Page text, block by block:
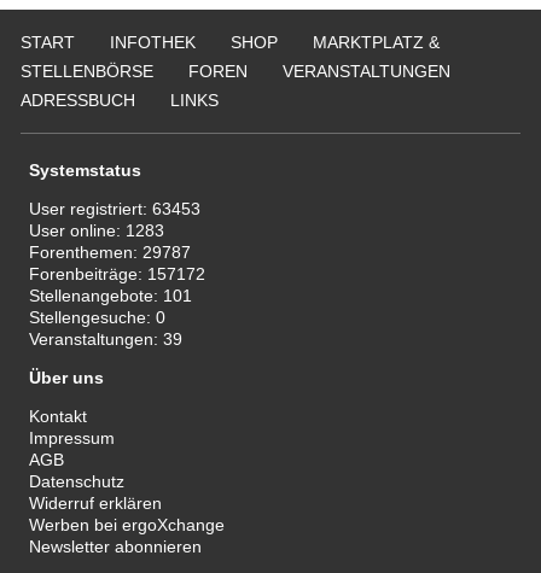
START INFOTHEK SHOP
MARKTPLATZ &
STELLENBÖRSE
FOREN
VERANSTALTUNGEN
ADRESSBUCH
LINKS
Systemstatus
User registriert:63453
User online: 1283
Forenthemen: 29787
Forenbeiträge: 157172
Stellenangebote: 101
Stellengesuche:0
Veranstaltungen:39
Über uns
Kontakt
Impressum
AGB
Datenschutz
Widerruf erklären
Werben bei ergoXchange
Newsletter abonnieren